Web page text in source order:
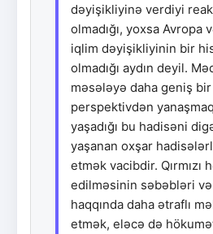
dəyişikliyinə verdiyi
olmadığı, yoxsa Avropa
iqlim dəyişikliyinin bir
olmadığı aydın deyil.
məsələyə daha geniş bir
perspektivdən
yaşadığı bu hadisəni
yaşanan oxşar
etmək vacibdir. Qırmızı
edilməsinin səbəbləri
haqqında daha ətraflı
etmək, eləcə də